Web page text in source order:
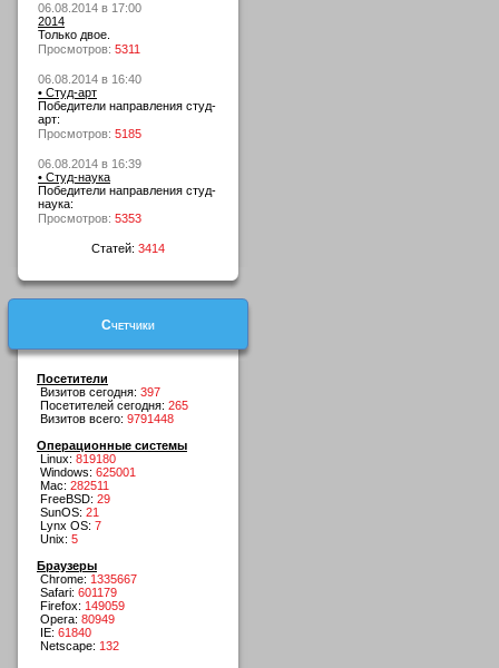
06.08.2014 в 17:00
2014
Только двое.
Просмотров: 5311
06.08.2014 в 16:40
• Студ-арт
Победители направления студ-
арт:
Просмотров: 5185
06.08.2014 в 16:39
• Студ-наука
Победители направления студ-
наука:
Просмотров: 5353
Статей: 3414
Счетчики
Посетители
Визитов сегодня: 397
Посетителей сегодня: 265
Визитов всего: 9791448
Операционные системы
Linux: 819180
Windows: 625001
Mac: 282511
FreeBSD: 29
SunOS: 21
Lynx OS: 7
Unix: 5
Браузеры
Chrome: 1335667
Safari: 601179
Firefox: 149059
Opera: 80949
IE: 61840
Netscape: 132